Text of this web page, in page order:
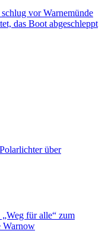
vor Warnemünde
das Boot abgeschleppt
über
für alle“ zum
Warnow